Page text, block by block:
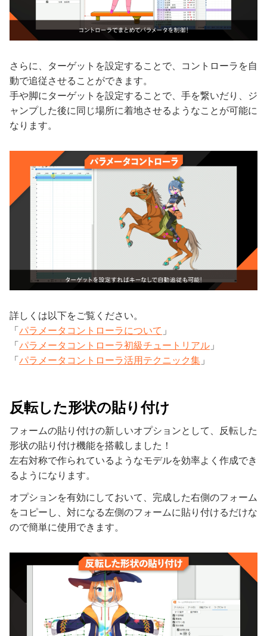
さらに、ターゲットを設定することで、コントローラを自
動で追従させることができます。
手や脚にターゲットを設定することで、手を繋いだり、ジ
ャンプした後に同じ場所に着地させるようなことが可能に
なります。
詳しくは以下をご覧ください。
「 パラメータコントローラについて 」
「 パラメータコントローラ初級チュートリアル 」
「 パラメータコントローラ活用テクニック集 」
反転した形状の貼り付け
フォームの貼り付けの新しいオプションとして、反転した
形状の貼り付け機能を搭載しました！
左右対称で作られているようなモデルを効率よく作成でき
るようになります。
オプションを有効にしておいて、完成した右側のフォーム
をコピーし、対になる左側のフォームに貼り付けるだけな
ので簡単に使用できます。